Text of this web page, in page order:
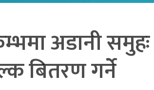
अडानी
बितरण गर्ने